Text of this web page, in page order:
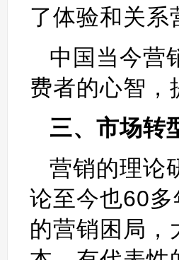
了体验和关系
中国当今营
费者的心智，
三、市场转
营销的理论
论至今也60
的营销困局，